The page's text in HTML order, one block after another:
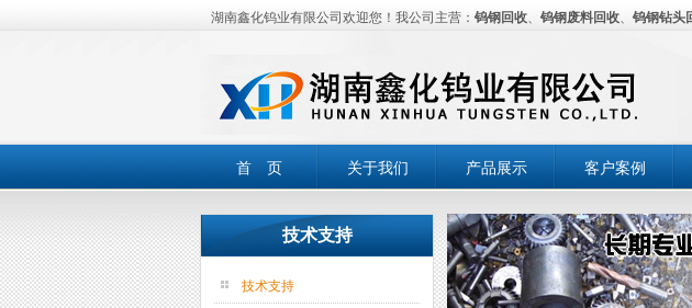
湖南鑫化钨业有限公司欢迎您！我公司主营： 钨钢回收、 钨钢废料回收、 钨钢钻头
首 页 关于我们 产品展示 客户案例
技术支持
技术支持